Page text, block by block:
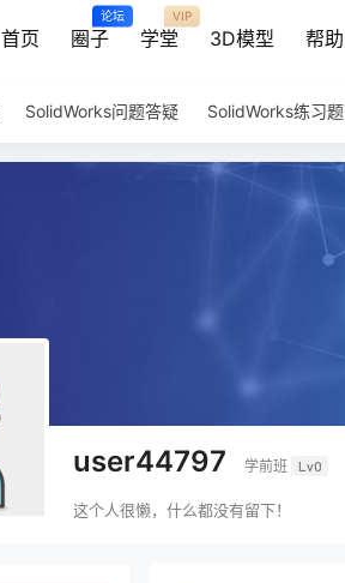
首页 圈子
论坛
学堂
VIP
3D模型 帮助
SolidWorks问题答疑 SolidWorks练习题
user44797 学前班 Lv0
这个人很懒，什么都没有留下！